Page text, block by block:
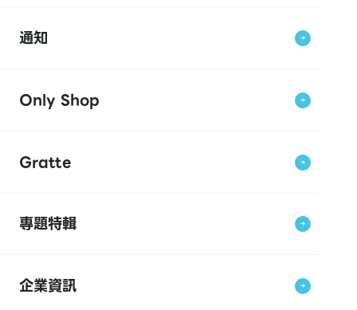
通知
Only Shop
Gratte
專題特輯
企業資訊